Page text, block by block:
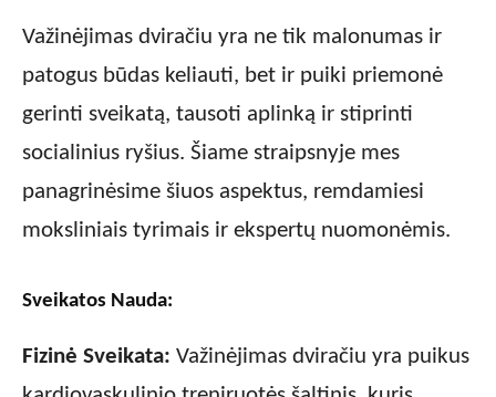
Važinėjimas dviračiu yra ne tik malonumas ir
patogus būdas keliauti, bet ir puiki priemonė
gerinti sveikatą, tausoti aplinką ir stiprinti
socialinius ryšius. Šiame straipsnyje mes
panagrinėsime šiuos aspektus, remdamiesi
moksliniais tyrimais ir ekspertų nuomonėmis.
Sveikatos Nauda:
Fizinė Sveikata: Važinėjimas dviračiu yra puikus